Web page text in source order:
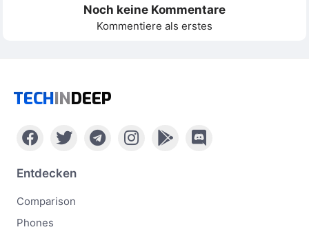
Noch keine Kommentare
Kommentiere als erstes
TECHINDEEP
Entdecken
Comparison
Phones